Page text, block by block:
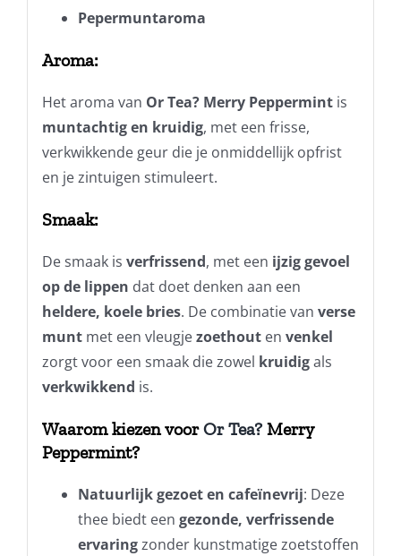
Pepermuntaroma
Aroma:
Het aroma van Or Tea? Merry Peppermintis
muntachtig en kruidig, met een frisse,
verkwikkende geur die je onmiddellijk opfrist
en je zintuigen stimuleert.
Smaak:
De smaak is verfrissend, met een ijzig gevoel
op de lippen dat doet denken aan een
heldere, koele bries. De combinatie van verse
muntmet een vleugjezoethouten venkel
zorgt voor een smaak die zowel kruidigals
verkwikkend is.
Waarom kiezen voorOr Tea?Merry
Peppermint?
Natuurlijk gezoet en cafeïnevrij: Deze
thee biedt een gezonde, verfrissende
ervaringzonder kunstmatige zoetstoffen